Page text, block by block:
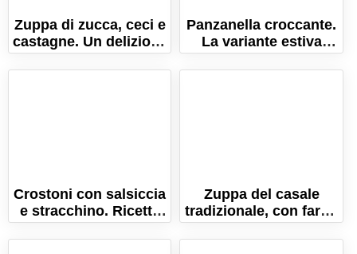
Zuppa di zucca, ceci e
castagne. Un delizioso
comfort food
autunnale!
Panzanella croccante.
La variante estiva
della ricetta originale
toscana!
Crostoni con salsiccia
e stracchino. Ricetta
Toscana salva cena in
5 minuti!
Zuppa del casale
tradizionale, con farro,
fagioli e ceci!